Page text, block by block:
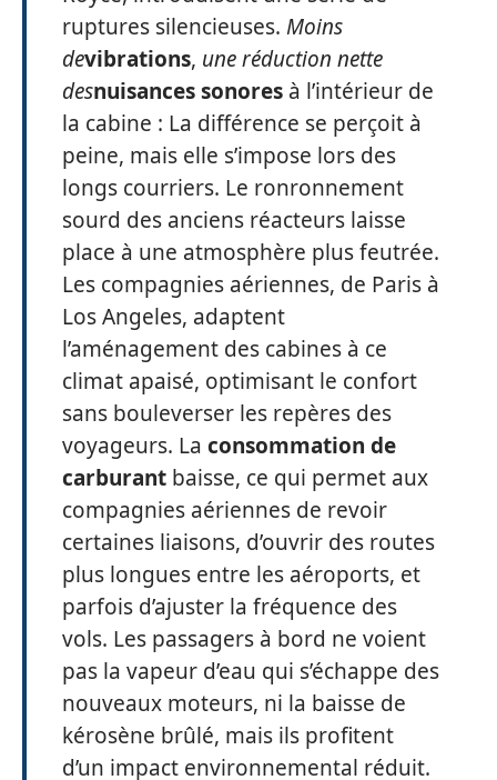
ruptures silencieuses. Moins
devibrations, une réduction nette
desnuisances sonores à l’intérieur de
la cabine : La différence se perçoit à
peine, mais elle s’impose lors des
longs courriers. Le ronronnement
sourd des anciens réacteurs laisse
place à une atmosphère plus feutrée.
Les compagnies aériennes, de Paris à
Los Angeles, adaptent
l’aménagement des cabines à ce
climat apaisé, optimisant le confort
sans bouleverser les repères des
voyageurs. La consommation de
carburant baisse, ce qui permet aux
compagnies aériennes de revoir
certaines liaisons, d’ouvrir des routes
plus longues entre les aéroports, et
parfois d’ajuster la fréquence des
vols. Les passagers à bord ne voient
pas la vapeur d’eau qui s’échappe des
nouveaux moteurs, ni la baisse de
kérosène brûlé, mais ils profitent
d’un impact environnemental réduit.